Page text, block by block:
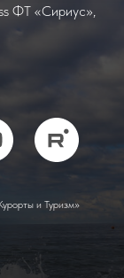
ФТ «Сириус»,
и Туризм»